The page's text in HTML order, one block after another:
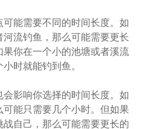
能需要不同的时间长度。如
流钓鱼，那么可能需要更长
你在一个小的池塘或者溪流
时就能钓到鱼。
影响你选择的时间长度。如
能只需要几个小时。但如果
自己，那么可能需要更长的